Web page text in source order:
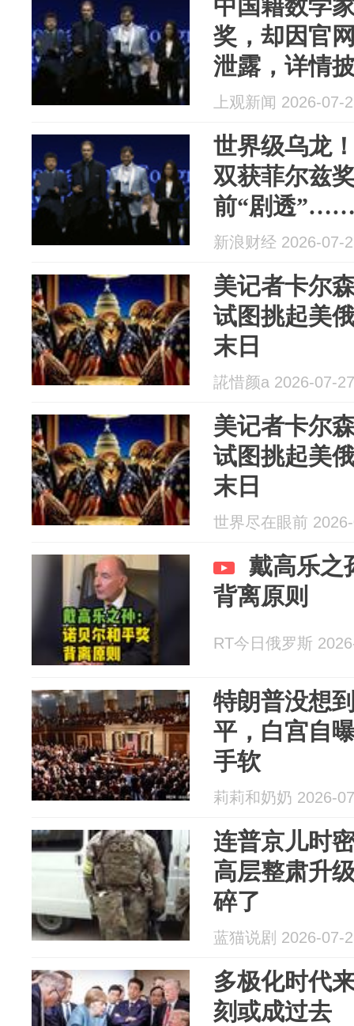
中国籍数学
奖，却因官
泄露，详情
上观新闻 2026-07-
世界级乌龙
双获菲尔兹
前“剧透
新浪财经 2026-07-
美记者卡尔
试图挑起美
末日
誮惜颜a 2026-07-27
美记者卡尔
试图挑起美
末日
世界尽在眼前
戴高乐之
背离原则
RT今日俄罗斯
特朗普没想
平，白宫自
手软
莉莉和奶奶 2026-
连普京儿时
高层整肃升
碎了
蓝猫说剧 2026-07-
多极化时代
刻或成过去